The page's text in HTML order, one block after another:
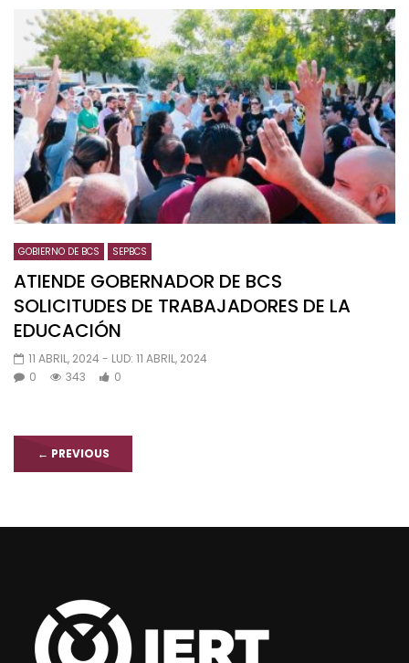
GOBIERNO DE BCS SEPBCS
ATIENDE GOBERNADOR DE BCS
SOLICITUDES DE TRABAJADORES DE LA
EDUCACIÓN
11 ABRIL, 2024 - LUD: 11 ABRIL, 2024
0
343 0
← PREVIOUS